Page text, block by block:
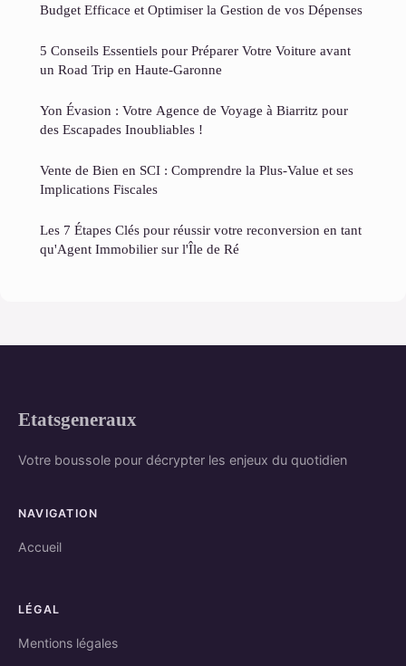
Budget Efficace et Optimiser la Gestion de vos Dépenses
5 Conseils Essentiels pour Préparer Votre Voiture avant
un Road Trip en Haute-Garonne
Yon Évasion : Votre Agence de Voyage à Biarritz pour
des Escapades Inoubliables !
Vente de Bien en SCI : Comprendre la Plus-Value et ses
Implications Fiscales
Les 7 Étapes Clés pour réussir votre reconversion en tant
qu'Agent Immobilier sur l'Île de Ré
Etatsgeneraux
Votre boussole pour décrypter les enjeux du quotidien
NAVIGATION
Accueil
LÉGAL
Mentions légales